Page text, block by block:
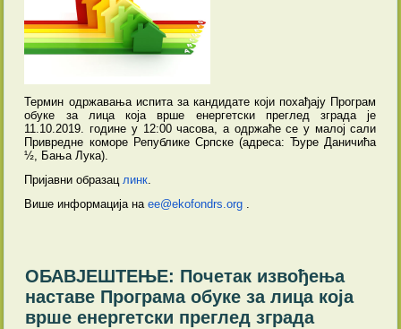
Термин одржавања испита за кандидате који похађају Програм
обуке за лица која врше енергетски преглед зграда је
11.10.2019. године у 12:00 часова, а одржаће се у малој сали
Привредне коморе Републике Српске (адреса: Ђуре Даничића
½, Бања Лука).
Пријавни образацлинк.
Више информација наee@ekofondrs.org .
ОБАВЈЕШТЕЊЕ: Почетак извођења
наставе Програма обуке за лица која
врше енергетски преглед зграда